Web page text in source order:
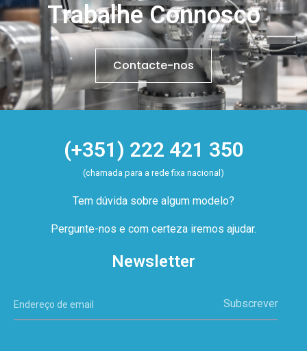
Trabalhe Connosco
Contacte-nos
(+351) 222 421 350
(chamada para a rede fixa nacional)
Tem dúvida sobre algum modelo?
Pergunte-nos e com certeza iremos ajudar.
Newsletter
Subscrever